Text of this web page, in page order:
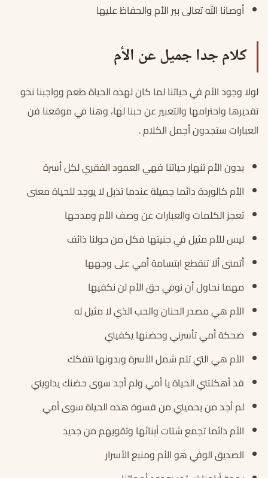
أوصانا الله تعالى ببر الأم والحفاظ عليها
كلام جدا جميل عن الأم
لولا وجود الأم في حياتنا لما كان لهذه الحياة طعم وواجبنا نحو
تقديرها واحترامها والتعبير عن حبنا لها، وهنا في موقعنا فن
العبارات ستجدون أجمل الكلام .
بدون الأم تنهار حياتنا فهي العمود الفقري لكل أسرة
الأم كالوردة دائما جميلة عندما تذبل لا يوجد للحياة معنى
تعجز الكلمات والعبارات عن وصف الأم ومدحها
ليس للأم مثيل في حنيتها فكل من حولنا ذائف
أتمنى ألا تنقطع ابتسامة أمي على وجهها
مهما نحاول أن نوفي حق الأم لن نكفيها
الأم هي مصدر الحنان والحب الذي لا مثيل له
ضحكة أمي تأسرني وحضنها يكفيني
الأم هي التي تلم شمل الأسرة وبدونها تتفكك
قد أهكلتني الحياة يا أمي ولم أجد سوى حضنك يداويني
لم أجد من يحميني من قسوة هذه الحياة سوى أمي
الأم دائما تجمع شتات أبنائها وتقويهم من جديد
الصديق الوفي هو الأم ومنبع الأسرار